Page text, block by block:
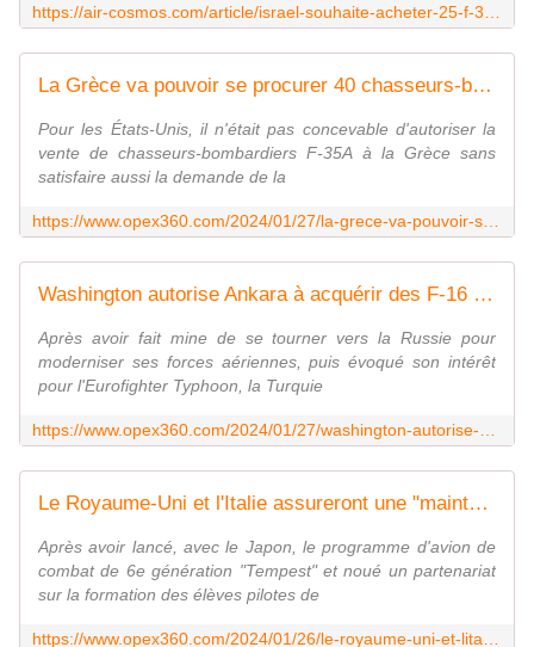
La Grèce va pouvoir se procurer 40 chasseurs-bombardiers F-35A pour 8,6 milliards de dollars - Zone Militaire
Pour les États-Unis, il n'était pas concevable d'autoriser la
vente de chasseurs-bombardiers F-35A à la Grèce sans
satisfaire aussi la demande de la
Washington autorise Ankara à acquérir des F-16 Viper et des munitions pour 23 milliards de dollars - Zone Militaire
Après avoir fait mine de se tourner vers la Russie pour
moderniser ses forces aériennes, puis évoqué son intérêt
pour l'Eurofighter Typhoon, la Turquie
Le Royaume-Uni et l'Italie assureront une "maintenance croisée" de leurs Typhoon et de leurs F-35B - Zone Militaire
Après avoir lancé, avec le Japon, le programme d'avion de
combat de 6e génération "Tempest" et noué un partenariat
sur la formation des élèves pilotes de